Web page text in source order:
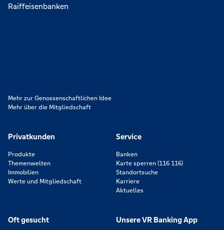
Mehr zur Genossenschaftlichen Idee
Mehr über die Mitgliedschaft
Privatkunden
Produkte
Themenwelten
Immobilien
Werte und Mitgliedschaft
Service
Banken
Karte sperren (116 116)
Standortsuche
Karriere
Aktuelles
Oft gesucht Unsere VR Banking App